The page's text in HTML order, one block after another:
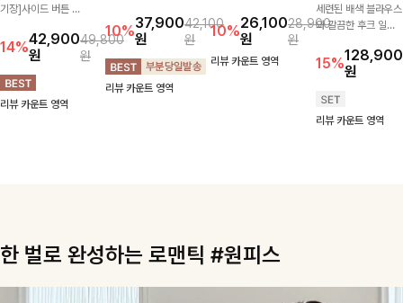
기장]사이드 버튼 디
가 되어주는 와이드
팬츠입니다. 여유롭게
떨어지는 실루엣과 가
볍게 바스락거리는 소
재감으로 시원하고 편
14%42,900
원
49,800
원
리뷰 카운트 영역
이 만나 내추럴하면서
도 세련된 무드를 연
출해주는 블라우스-
데일리룩부터 출근룩
까지 다양하게 활용하
10%37,900
원
42,100
원
리뷰 카운트 영역
면서도 세련된 무드를
완성해주는 니트 🤍
부드럽고 가벼운 착용
10%26,100
원
28,900
원
리뷰 카운트 영역
세련된 배색 블라우스
와 깔끔한 후크 일자
세트입니다. 허리 라
인을 자연스럽게 살려
일자핏 슬랙스가 만나
단정하면서도 고급스
15%128,900
원
리뷰 카운트 영역
한 벌로 완성하는 로맨틱 #원피스